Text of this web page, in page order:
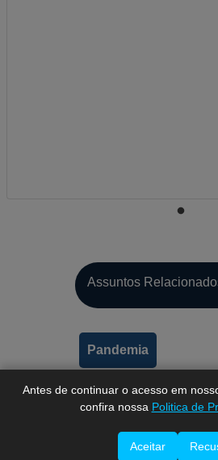
Antes de continuar o acesso em
confira nossa Politica de
Aceitar
Assuntos
Pandemia